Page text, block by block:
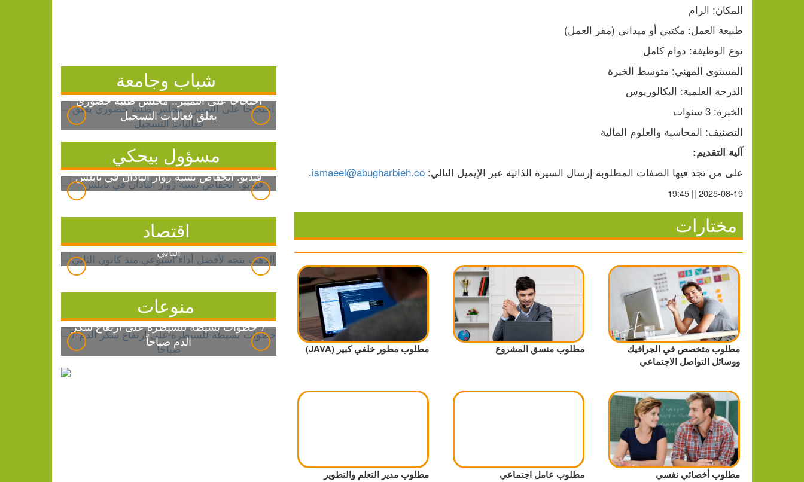
المكان: الرام
طبيعة العمل: مكتبي أو ميداني (مقر العمل)
نوع الوظيفة: دوام كامل
المستوى المهني: متوسط الخبرة
الدرجة العلمية: البكالوريوس
الخبرة: 3 سنوات
التصنيف: المحاسبة والعلوم المالية
آلية التقديم:
على من تجد فيها الصفات المطلوبة إرسال السيرة الذاتية عبر الإيميل التالي: ismaeel@abugharbieh.co
.
2025-08-19 || 19:45
مختارات
مطلوب متخصص في الجرافيك
ووسائل التواصل الاجتماعي
مطلوب منسق المشروع مطلوب مطور خلفي كبير (JAVA)
مطلوب أخصائي نفسي مطلوب عامل اجتماعي مطلوب مدير التعلم والتطوير
شباب وجامعة
احتجاجاً على التمييز.. مجلس طلبة خضوري
يعلق فعاليات التسجيل
مسؤول بيحكي
فيديو: انخفاض نسبة زوار الباذان في نابلس
اقتصاد
الذهب يتجه لأفضل أداء أسبوعي منذ كانون
الثاني
منوعات
7 خطوات بسيطة للسيطرة على ارتفاع سكر
الدم صباحاً